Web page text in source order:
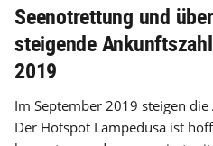
Seenotrettung und
steigende
2019
Im September 2019 steigen
Der Hotspot Lampedusa ist